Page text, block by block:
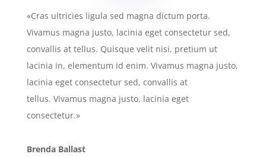
«Cras ultricies ligula sed magna dictum porta.
Vivamus magna justo, lacinia eget consectetur sed,
convallis at tellus. Quisque velit nisi, pretium ut
lacinia in, elementum id enim. Vivamus magna justo,
lacinia eget consectetur sed, convallis at
tellus. Vivamus magna justo, lacinia eget
consectetur.»
Brenda Ballast